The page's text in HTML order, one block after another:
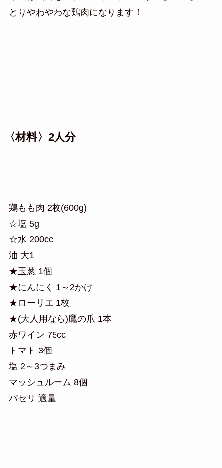
とりやわやわな鶏肉になります！
〈材料〉2人分
鶏もも肉 2枚(600g)
☆塩 5g
☆水 200cc
油 大1
★玉葱 1個
★にんにく 1～2かけ
★ローリエ 1枚
★(大人用なら)鷹の爪 1本
赤ワイン 75cc
トマト 3個
塩 2～3つまみ
マッシュルーム 8個
パセリ 適量